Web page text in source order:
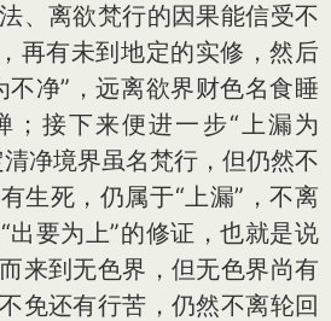
离欲梵行的因果能信受不
再有未到地定的实修，然后
不净”，远离欲界财色名食睡
；接下来便进一步“上漏为
净境界虽名梵行，但仍然不
生死，仍属于“上漏”，不离
出要为上”的修证，也就是说
来到无色界，但无色界尚有
免还有行苦，仍然不离轮回